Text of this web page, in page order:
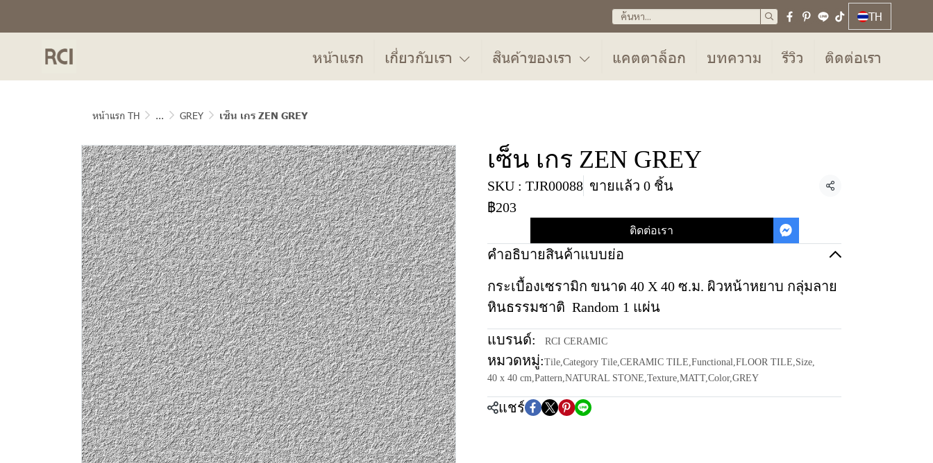
TH
หน้าแรก เกี่ยวกับเรา สินค้าของเรา แคตตาล็อก บทความ รีวิว ติดต่อเรา
หน้าแรก TH ... GREY เซ็น เกร ZEN GREY
เซ็น เกร ZEN GREY
SKU : TJR00088 ขายแล้ว 0 ชิ้น แชร์
฿203
ติดต่อเรา
คำอธิบายสินค้าแบบย่อ
กระเบื้องเซรามิก ขนาด 40 X 40 ซ.ม. ผิวหน้าหยาบ กลุ่มลาย
หินธรรมชาติ Random 1 แผ่น
แบรนด์: RCI CERAMIC
หมวดหมู่:Tile,Category Tile,CERAMIC TILE,Functional,FLOOR TILE,Size,
40 x 40 cm,Pattern,NATURAL STONE,Texture,MATT,Color,GREY
แชร์